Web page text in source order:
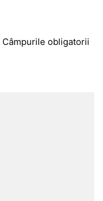
Câmpurile obligatorii